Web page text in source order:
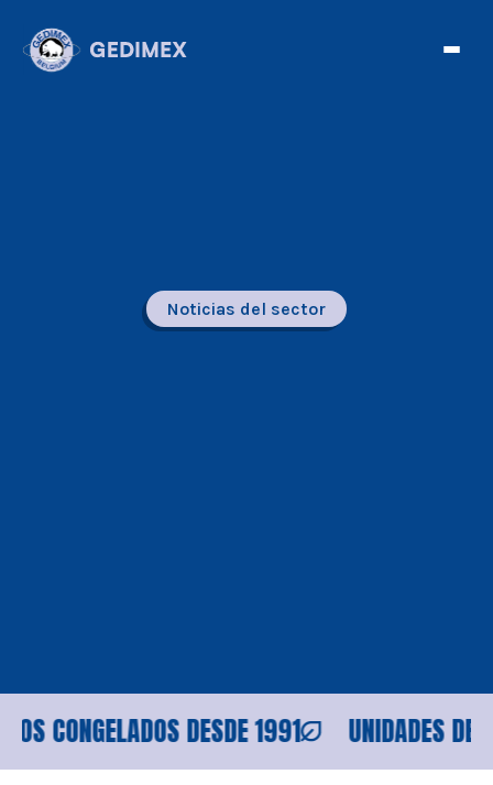
Noticias del sector
DESDE 1991 UNIDADES DE